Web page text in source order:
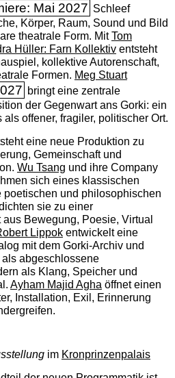
Mai 2027 Schleef
Körper, Raum, Sound und Bild
theatrale Form. MitTom
Hüller: Farn Kollektiventsteht
kollektive Autorenschaft,
Formen. Meg Stuart
bringt eine zentrale
der Gegenwart ans Gorki: ein
offener, fragiler, politischer Ort.
eine neue Produktion zu
Gemeinschaft und
Wu Tsang und ihre Company
sich eines klassischen
poetischen und philosophischen
sie zu einer
Bewegung, Poesie, Virtual
Lippokentwickelt eine
mit dem Gorki-Archiv und
abgeschlossene
als Klang, Speicher und
Ayham Majid Aghaöffnet einen
Installation, Exil, Erinnerung
im Kronprinzenpalais